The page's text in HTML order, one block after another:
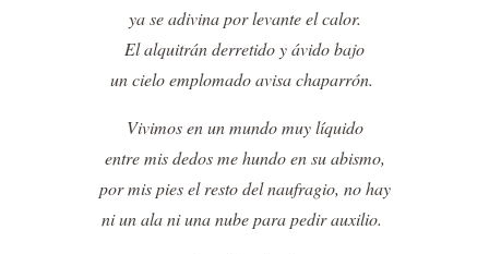
ya se adivina por levante el calor.
El alquitrán derretido y ávido bajo
un cielo emplomado avisa chaparrón.
Vivimos en un mundo muy líquido
entre mis dedos me hundo en su abismo,
por mis pies el resto del naufragio, no hay
ni un ala ni una nube para pedir auxilio.